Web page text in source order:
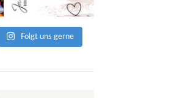
Folgt uns gerne